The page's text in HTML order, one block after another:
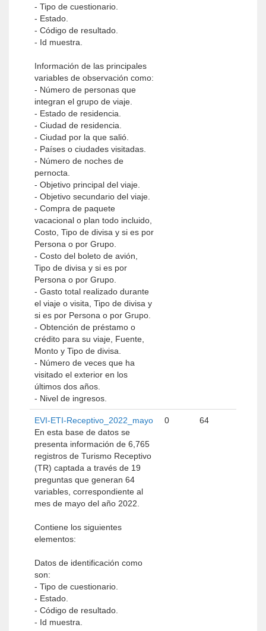
- Tipo de cuestionario.
- Estado.
- Código de resultado.
- Id muestra.
Información de las principales
variables de observación como:
- Número de personas que
integran el grupo de viaje.
- Estado de residencia.
- Ciudad de residencia.
- Ciudad por la que salió.
- Países o ciudades visitadas.
- Número de noches de
pernocta.
- Objetivo principal del viaje.
- Objetivo secundario del viaje.
- Compra de paquete
vacacional o plan todo incluido,
Costo, Tipo de divisa y si es por
Persona o por Grupo.
- Costo del boleto de avión,
Tipo de divisa y si es por
Persona o por Grupo.
- Gasto total realizado durante
el viaje o visita, Tipo de divisa y
si es por Persona o por Grupo.
- Obtención de préstamo o
crédito para su viaje, Fuente,
Monto y Tipo de divisa.
- Número de veces que ha
visitado el exterior en los
últimos dos años.
- Nivel de ingresos.
EVI-ETI-Receptivo_2022_mayo
En esta base de datos se
presenta información de 6,765
registros de Turismo Receptivo
(TR) captada a través de 19
preguntas que generan 64
variables, correspondiente al
mes de mayo del año 2022.
Contiene los siguientes
elementos:
Datos de identificación como
son:
- Tipo de cuestionario.
- Estado.
- Código de resultado.
- Id muestra.
0 64